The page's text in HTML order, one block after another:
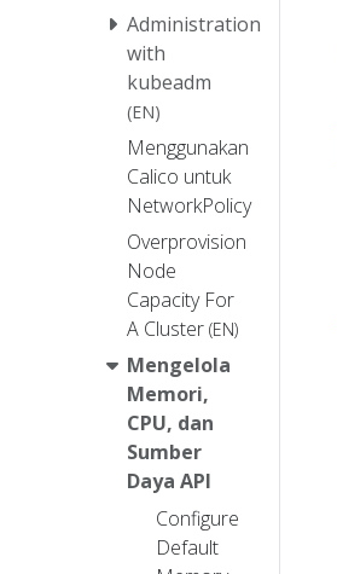
Administration
with
kubeadm
(EN)
Menggunakan
Calico untuk
NetworkPolicy
Overprovision
Node
Capacity For
A Cluster (EN)
Mengelola
Memori,
CPU, dan
Sumber
Daya API
Configure
Default